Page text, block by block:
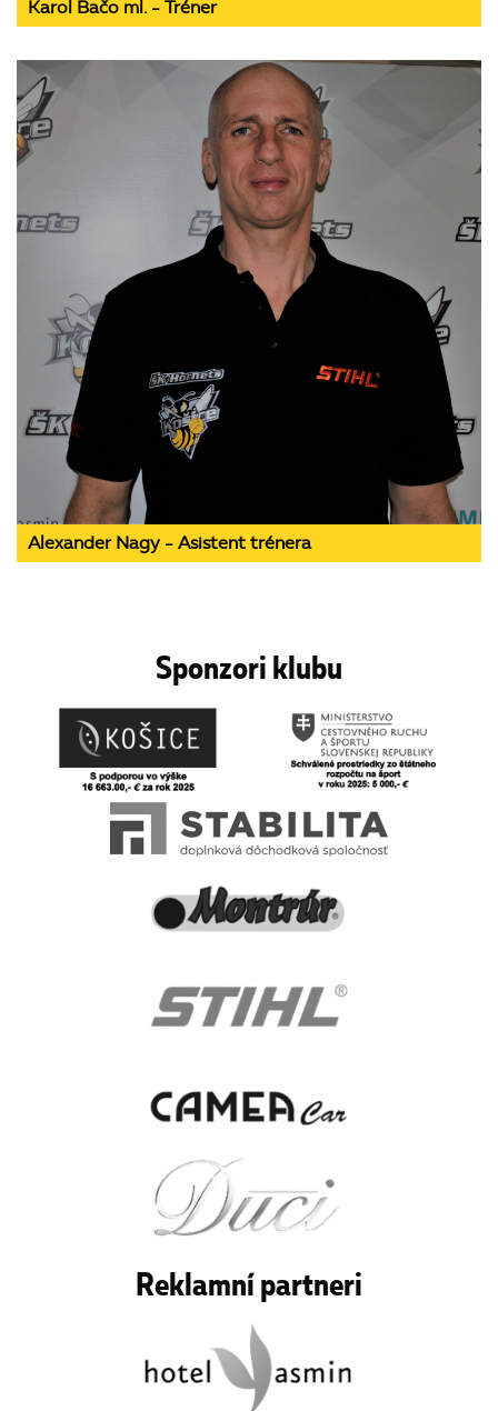
Karol Bačo ml. - Tréner
Alexander Nagy - Asistent trénera
Sponzori klubu
Reklamní partneri